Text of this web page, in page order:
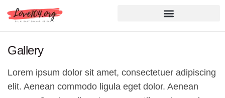
Gallery
Lorem ipsum dolor sit amet, consectetuer adipiscing
elit. Aenean commodo ligula eget dolor. Aenean